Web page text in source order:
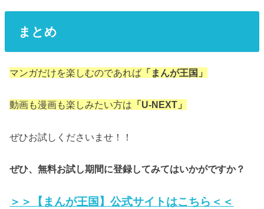
まとめ
マンガだけを楽しむのであれば 「まんが王国」
動画も漫画も楽しみたい方は 「U-NEXT」
ぜひお試しくださいませ！！
ぜひ、無料お試し期間に登録してみてはいかがですか？
＞＞【まんが王国】公式サイトはこちら＜＜